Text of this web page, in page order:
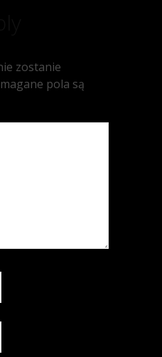
zostanie
pola są